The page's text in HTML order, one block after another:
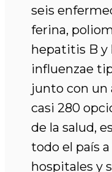
seis
ferina,
hepatitis B y
influenzae
junto con
casi 280
de la salud,
todo el país
hospitales y